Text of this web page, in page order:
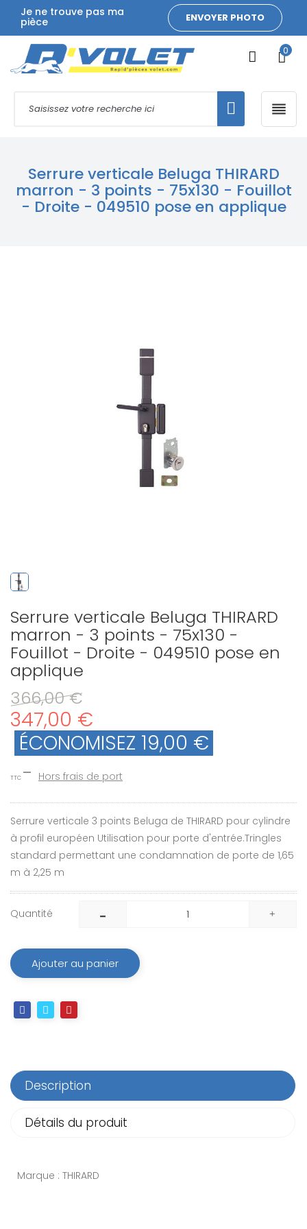
Je ne trouve pas ma
pièce ENVOYER PHOTO
0

Serrure verticale Beluga THIRARD
marron - 3 points - 75x130 - Fouillot
- Droite - 049510 pose en applique
Serrure verticale Beluga THIRARD
marron - 3 points - 75x130 -
Fouillot - Droite - 049510 pose en
applique
366,00 €
347,00 €
ÉCONOMISEZ 19,00 €
TTC Hors frais de port
Serrure verticale 3 points Beluga de THIRARD pour cylindre
à profil européen Utilisation pour porte d'entrée.Tringles
standard permettant une condamnation de porte de 1,65
m à 2,25 m
Quantité
Ajouter au panier
Description
Détails du produit
Marque : THIRARD